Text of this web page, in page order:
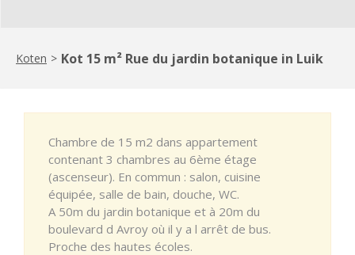
Koten > Kot 15 m² Rue du jardin botanique in Luik
Chambre de 15 m2 dans appartement
contenant 3 chambres au 6ème étage
(ascenseur). En commun : salon, cuisine
équipée, salle de bain, douche, WC.
A 50m du jardin botanique et à 20m du
boulevard d Avroy où il y a l arrêt de bus.
Proche des hautes écoles.